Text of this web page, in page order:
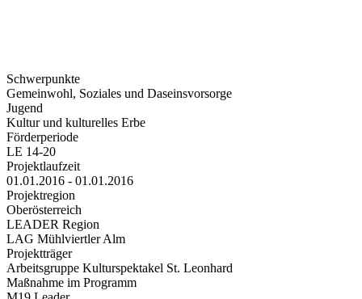
Schwerpunkte
Gemeinwohl, Soziales und Daseinsvorsorge
Jugend
Kultur und kulturelles Erbe
Förderperiode
LE 14-20
Projektlaufzeit
01.01.2016 - 01.01.2016
Projektregion
Oberösterreich
LEADER Region
LAG Mühlviertler Alm
Projektträger
Arbeitsgruppe Kulturspektakel St. Leonhard
Maßnahme im Programm